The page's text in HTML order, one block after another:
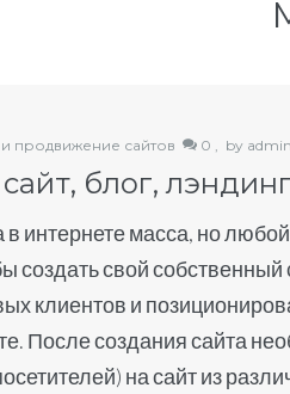
продвижение сайтов 0 , by admin
блог,
в интернете масса, но
создать свой
клиентов и
После создания сайта
на сайт из